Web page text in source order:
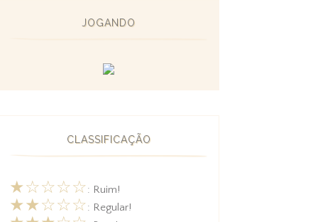
JOGANDO
CLASSIFICAÇÃO
★☆☆☆☆: Ruim!
★★☆☆☆: Regular!